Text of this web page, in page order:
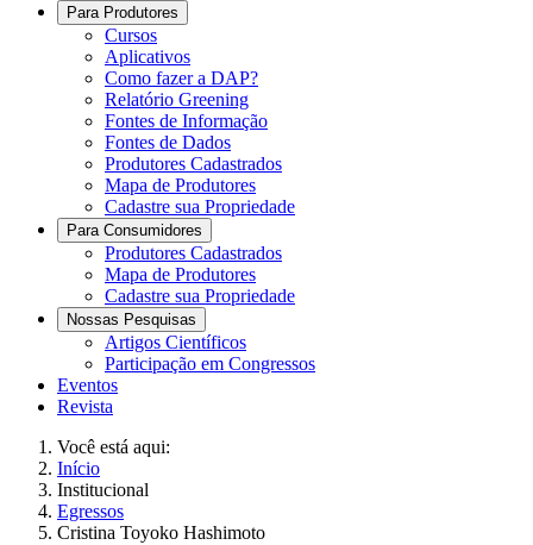
Para Produtores
Cursos
Aplicativos
Como fazer a DAP?
Relatório Greening
Fontes de Informação
Fontes de Dados
Produtores Cadastrados
Mapa de Produtores
Cadastre sua Propriedade
Para Consumidores
Produtores Cadastrados
Mapa de Produtores
Cadastre sua Propriedade
Nossas Pesquisas
Artigos Científicos
Participação em Congressos
Eventos
Revista
Você está aqui:
Início
Institucional
Egressos
Cristina Toyoko Hashimoto